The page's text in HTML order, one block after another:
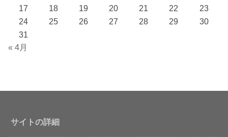
17
18 19 20 21 22
23
24
25 26 27 28 29
30
31
« 4月
サイトの詳細